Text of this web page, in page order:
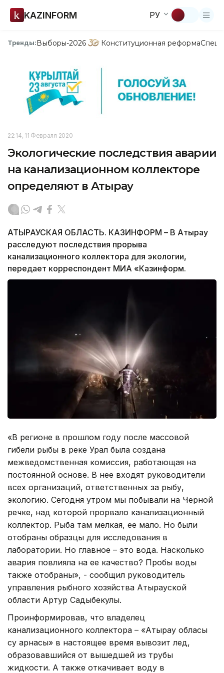
KAZINFORM РУ
Тренды:Выборы-2026 Конституционная реформа
22:14, 11 Февраля 2020
Экологические последствия аварии
на канализационном коллекторе
определяют в Атырау
АТЫРАУСКАЯ ОБЛАСТЬ. КАЗИНФОРМ – В Атырау
расследуют последствия прорыва
канализационного коллектора для экологии,
передает корреспондент МИА «Казинформ.
«В регионе в прошлом году после массовой
гибели рыбы в реке Урал была создана
межведомственная комиссия, работающая на
постоянной основе. В нее входят руководители
всех организаций, ответственных за рыбу,
экологию. Сегодня утром мы побывали на Черной
речке, над которой прорвало канализационный
коллектор. Рыба там мелкая, ее мало. Но были
отобраны образцы для исследования в
лаборатории. Но главное – это вода. Насколько
авария повлияла на ее качество? Пробы воды
также отобраны», - сообщил руководитель
управления рыбного хозяйства Атырауской
области Артур Садыбекулы.
Проинформировав, что владелец
канализационного коллектора – «Атырау обласы
су арнасы» в настоящее время вывозит лед,
образовавшийся от вышедшей из трубы
жидкости. А также откачивает воду в